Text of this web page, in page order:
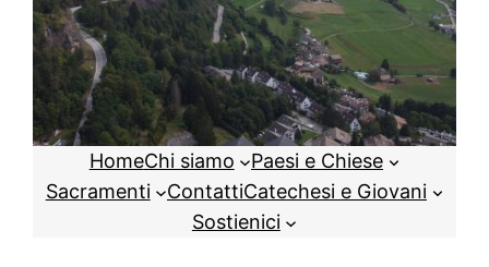
HomeChi siamo
Paesi e Chiese
Sacramenti
ContattiCatechesi e Giovani
Sostienici